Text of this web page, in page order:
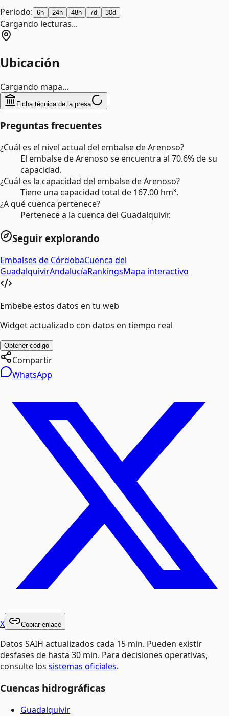
Periodo: 6h 24h 48h 7d 30d
Cargando lecturas...
Ubicación
Cargando mapa...
Ficha técnica de la presa
Preguntas frecuentes
¿Cuál es el nivel actual del embalse de Arenoso?
El embalse de Arenoso se encuentra al 70.6% de su
capacidad.
¿Cuál es la capacidad del embalse de Arenoso?
Tiene una capacidad total de 167.00 hm³.
¿A qué cuenca pertenece?
Pertenece a la cuenca del Guadalquivir.
Seguir explorando
Embalses de CórdobaCuenca del
GuadalquivirAndalucíaRankingsMapa interactivo
Embebe estos datos en tu web
Widget actualizado con datos en tiempo real
Obtener código
Compartir
WhatsApp
X Copiar enlace
Datos SAIH actualizados cada 15 min. Pueden existir
desfases de hasta 30 min. Para decisiones operativas,
consulte los sistemas oficiales.
Cuencas hidrográficas
Guadalquivir